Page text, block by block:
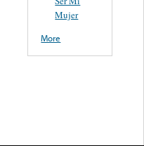
Mujer
More